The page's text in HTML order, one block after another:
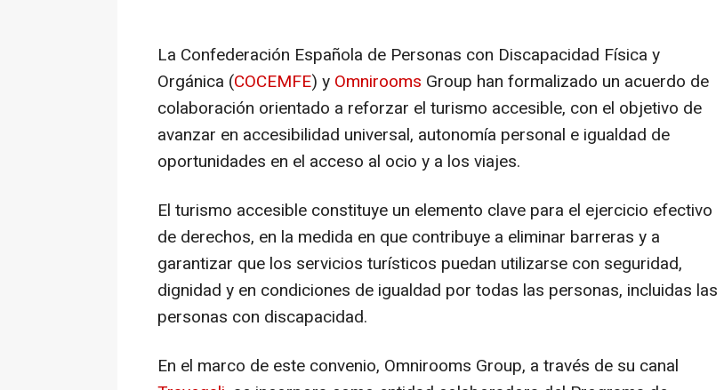
La Confederación Española de Personas con Discapacidad Física y
Orgánica (COCEMFE) y Omnirooms Group han formalizado un acuerdo de
colaboración orientado a reforzar el turismo accesible, con el objetivo de
avanzar en accesibilidad universal, autonomía personal e igualdad de
oportunidades en el acceso al ocio y a los viajes.
El turismo accesible constituye un elemento clave para el ejercicio efectivo
de derechos, en la medida en que contribuye a eliminar barreras y a
garantizar que los servicios turísticos puedan utilizarse con seguridad,
dignidad y en condiciones de igualdad por todas las personas, incluidas las
personas con discapacidad.
En el marco de este convenio, Omnirooms Group, a través de su canal